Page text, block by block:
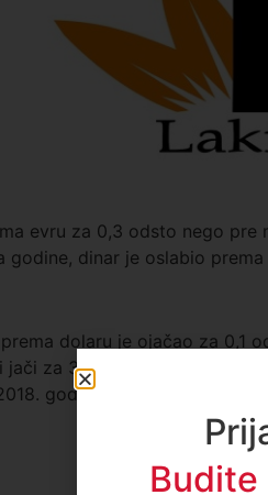
evru za 0,3 odsto nego pre
godine, dinar je oslabio
dolaru je ojačao za 0,1
za 3,9 odsto nego pre
godine za 2,6 odsto.
Budite